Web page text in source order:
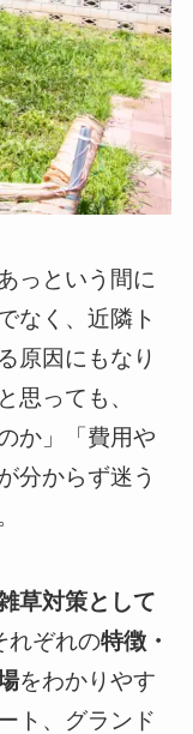
っという間に
なく、近隣ト
原因にもなり
思っても、
か」「費用や
分からず迷う
草対策として
れぞれの特徴・
をわかりやす
ト、グランド